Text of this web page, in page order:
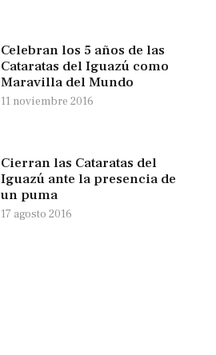
Celebran los 5 años de las
Cataratas del Iguazú como
Maravilla del Mundo
11 noviembre 2016
Cierran las Cataratas del
Iguazú ante la presencia de
un puma
17 agosto 2016